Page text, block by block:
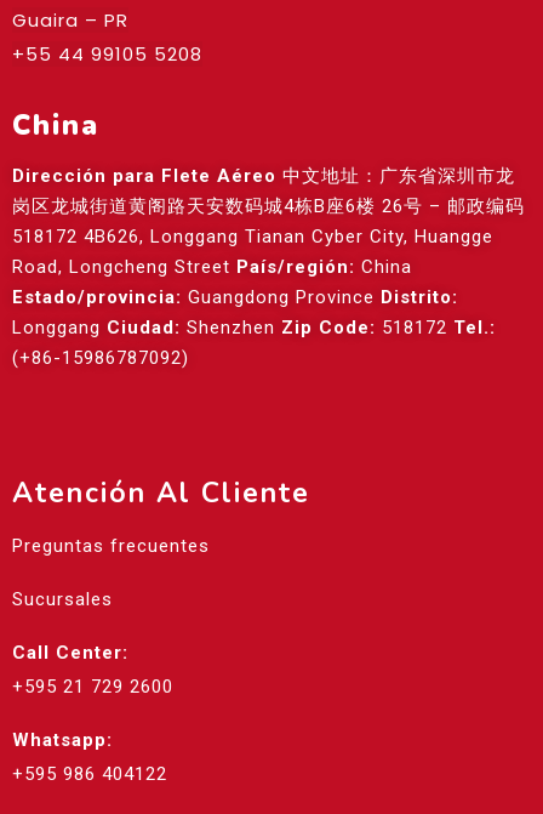
Guaira – PR
+55 44 99105 5208
China
Dirección para Flete Aéreo 中文地址：广东省深圳市龙
岗区龙城街道黄阁路天安数码城4栋B座6楼 26号 – 邮政编码
518172 4B626, Longgang Tianan Cyber City, Huangge
Road, Longcheng Street País/región: China
Estado/provincia: Guangdong Province Distrito:
Longgang Ciudad: Shenzhen Zip Code: 518172 Tel.:
(+86-15986787092)
Atención Al Cliente
Preguntas frecuentes
Sucursales
Call Center:
+595 21 729 2600
Whatsapp:
+595 986 404122